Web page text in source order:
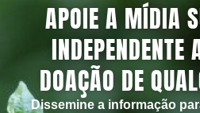
APOIE A MÍDIA
INDEPENDENTE
DOAÇÃO DE
Dissemine a informação